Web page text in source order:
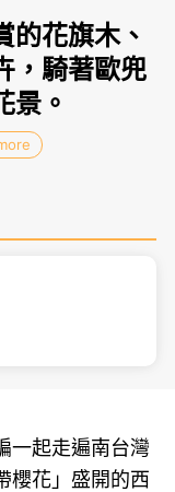
的花旗木、
，騎著歐兜
景。
一起走遍南台灣
櫻花」盛開的西